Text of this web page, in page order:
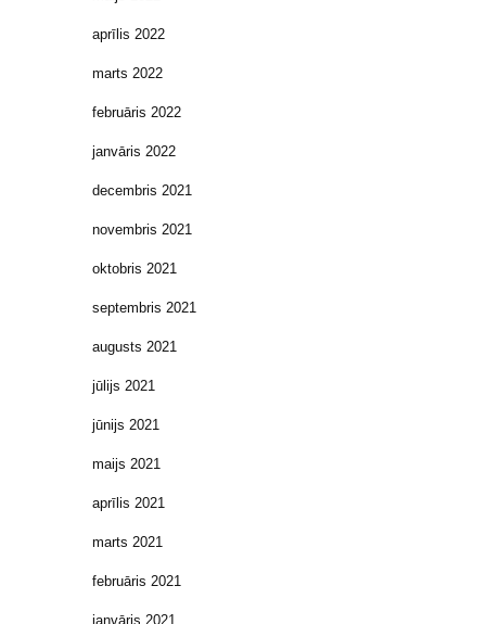
aprīlis 2022
marts 2022
februāris 2022
janvāris 2022
decembris 2021
novembris 2021
oktobris 2021
septembris 2021
augusts 2021
jūlijs 2021
jūnijs 2021
maijs 2021
aprīlis 2021
marts 2021
februāris 2021
janvāris 2021